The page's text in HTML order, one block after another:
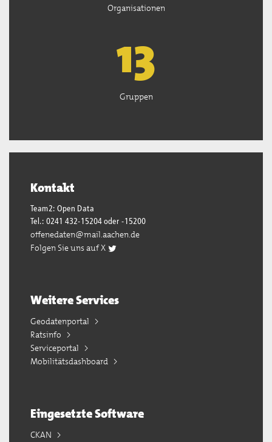
Organisationen
13
Gruppen
Kontakt
Team2: Open Data
Tel.: 0241 432-15204 oder -15200
offenedaten@mail.aachen.de
Folgen Sie uns auf X
Weitere Services
Geodatenportal
Ratsinfo
Serviceportal
Mobilitätsdashboard
Eingesetzte Software
CKAN